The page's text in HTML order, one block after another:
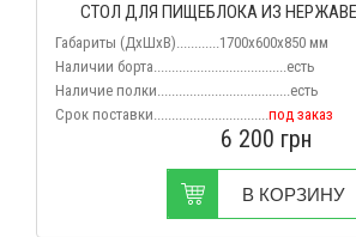
СТОЛ ДЛЯ ПИЩЕБЛОКА ИЗ
Габариты (ДхШхВ)............1700x600x850 мм
Наличии борта.....................................есть
Наличие полки.....................................есть
Срок поставки................................под заказ
6 200 грн
В КОРЗИНУ